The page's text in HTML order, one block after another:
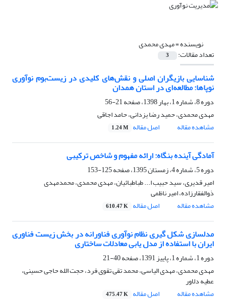
نویسنده =مهدی محمدی
تعداد مقالات: 3
شناسایی بازیگران اصلی و نقش‌های کلیدی در زیست‌بوم نوآوری
نوپاها: مطالعه‌ای در استان همدان
دوره 8، شماره 1، بهار 1398، صفحه
21-56
مهدی محمدی، حمید رضا یزدانی، حامد اجاقی
مشاهده مقاله
اصل مقاله 1.24 M
آمادگی آینده بنگاه: ارائه مفهوم و شاخص ترکیبی
دوره 5، شماره 4، زمستان 1395، صفحه
125-153
امیر قدیری، سید حبیب ا... طباطبائیان، مهدی محمدی، محمدمهدی
ذوالفقارزاده، امیر ناظمی
مشاهده مقاله
اصل مقاله 610.47 K
مدلسازى شکل گیرى نظام نوآورى فناورانه در بخش زیست فناورى
ایران با استفاده از مدل یابی معادلات ساختارى
دوره 1، شماره 1، پاییز 1391، صفحه
40-21
مهدی محمدی، مهدی الیاسی، محمد تقی تقوی فرد، حجت الله حاجی حسینی،
عطیه دلاور
مشاهده مقاله
اصل مقاله 475.47 K